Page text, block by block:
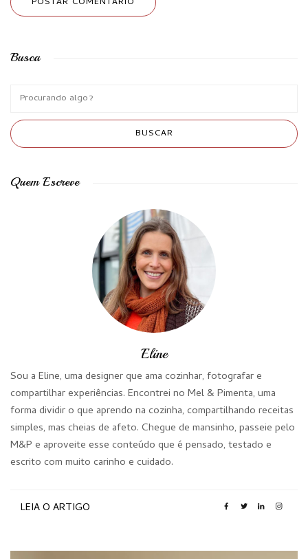
Busca
Quem Escreve
Eline
Sou a Eline, uma designer que ama cozinhar, fotografar e
compartilhar experiências. Encontrei no Mel & Pimenta, uma
forma dividir o que aprendo na cozinha, compartilhando receitas
simples, mas cheias de afeto. Chegue de mansinho, passeie pelo
M&P e aproveite esse conteúdo que é pensado, testado e
escrito com muito carinho e cuidado.
LEIA O ARTIGO